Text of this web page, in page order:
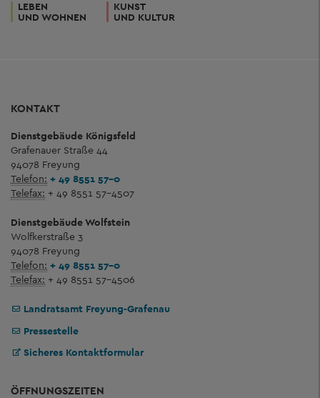
LEBEN
UND WOHNEN
KUNST
UND KULTUR
KONTAKT
Dienstgebäude Königsfeld
Grafenauer Straße 44
94078 Freyung
Telefon: + 49 8551 57-0
Telefax: + 49 8551 57-4507
Dienstgebäude Wolfstein
Wolfkerstraße 3
94078 Freyung
Telefon: + 49 8551 57-0
Telefax: + 49 8551 57-4506
Landratsamt Freyung-Grafenau
Pressestelle
Sicheres Kontaktformular
ÖFFNUNGSZEITEN